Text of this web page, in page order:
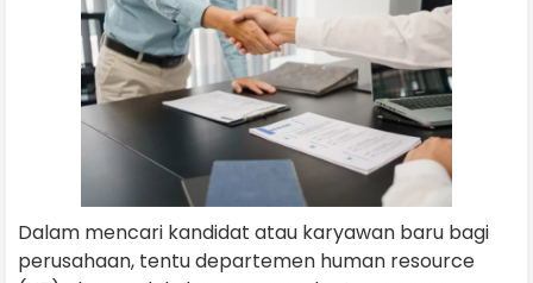
Dalam mencari kandidat atau karyawan baru bagi
perusahaan, tentu departemen human resource